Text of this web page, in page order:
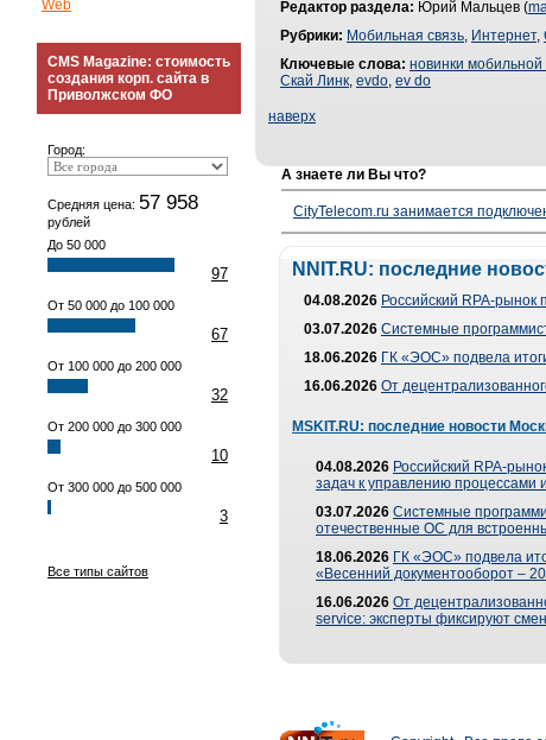
Web
CMS Magazine: стоимость
создания корп. сайта в
Приволжском ФО
Город:
Средняя цена: 57 958
рублей
До 50 000
97
От 50 000 до 100 000
67
От 100 000 до 200 000
32
От 200 000 до 300 000
10
От 300 000 до 500 000
3
Все типы сайтов
Редактор раздела: Юрий Мальцев (
Рубрики: Мобильная связь, Интернет,
Ключевые слова: новинки мобильной
Скай Линк, evdo, ev do
наверх
А знаете ли Вы что?
CityTelecom.ru занимается
NNIT.RU: последние
04.08.2026 Российский RPA-рынок
03.07.2026 Системные
18.06.2026 ГК «ЭОС» подвела
16.06.2026 От
MSKIT.RU: последние новости
04.08.2026 Российский RPA-
задач к управлению процессами
03.07.2026 Системные
отечественные ОС для
18.06.2026 ГК «ЭОС» подвела
«Весенний документооборот –
16.06.2026 От
service: эксперты фиксируют